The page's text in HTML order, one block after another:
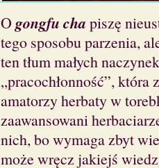
O gongfu cha piszę
tego sposobu parzenia,
ten tłum małych
„pracochłonność”, która
amatorzy herbaty w
zaawansowani
nich, bo wymaga zbyt
może wręcz jakiejś